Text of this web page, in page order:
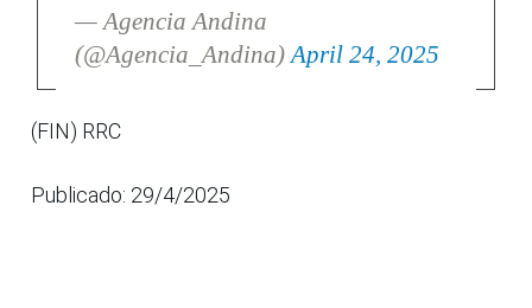
— Agencia Andina
(@Agencia_Andina)April 24, 2025
(FIN) RRC
Publicado: 29/4/2025